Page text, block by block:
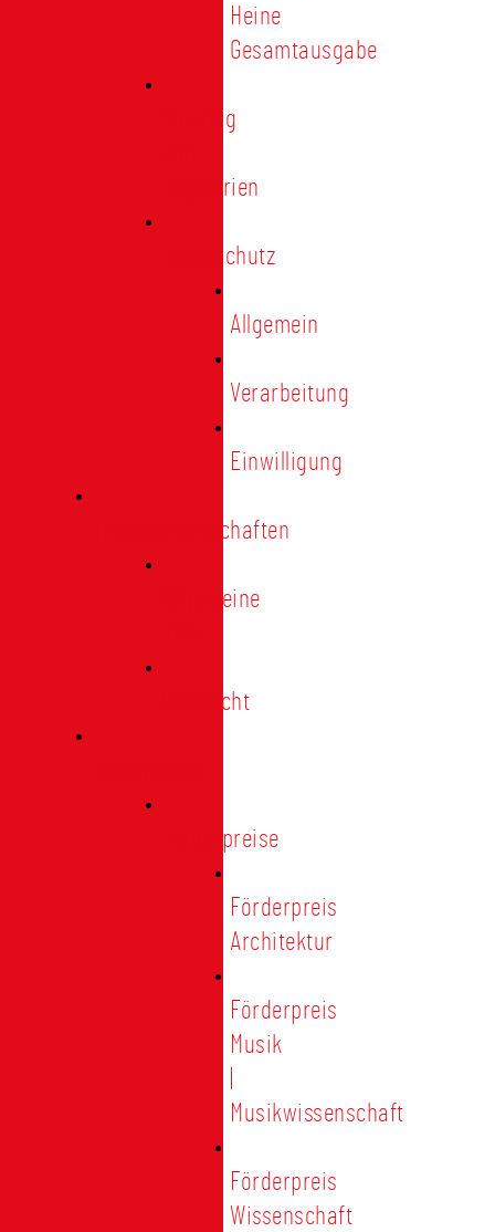
Heine
Gesamtausgabe
Satzung
Regularien
Datenschutz
Allgemein
Verarbeitung
Einwilligung
Tischgemeinschaften
Allgemeine
Übersicht
Förderpreise
Förderpreis
Architektur
Förderpreis
Musik
Musikwissenschaft
Förderpreis
Wissenschaft